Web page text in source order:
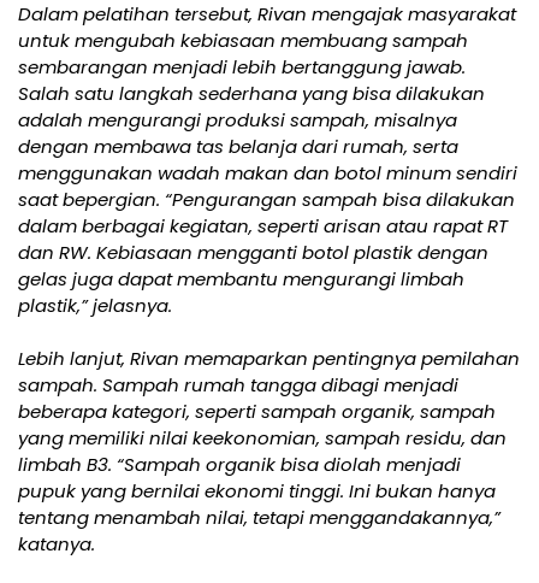
Dalam pelatihan tersebut, Rivan mengajak masyarakat
untuk mengubah kebiasaan membuang sampah
sembarangan menjadi lebih bertanggung jawab.
Salah satu langkah sederhana yang bisa dilakukan
adalah mengurangi produksi sampah, misalnya
dengan membawa tas belanja dari rumah, serta
menggunakan wadah makan dan botol minum sendiri
saat bepergian. “Pengurangan sampah bisa dilakukan
dalam berbagai kegiatan, seperti arisan atau rapat RT
dan RW. Kebiasaan mengganti botol plastik dengan
gelas juga dapat membantu mengurangi limbah
plastik,” jelasnya.
Lebih lanjut, Rivan memaparkan pentingnya pemilahan
sampah. Sampah rumah tangga dibagi menjadi
beberapa kategori, seperti sampah organik, sampah
yang memiliki nilai keekonomian, sampah residu, dan
limbah B3. “Sampah organik bisa diolah menjadi
pupuk yang bernilai ekonomi tinggi. Ini bukan hanya
tentang menambah nilai, tetapi menggandakannya,”
katanya.